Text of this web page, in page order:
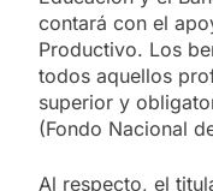
contará con el
Productivo. Los
todos aquellos
superior y
(Fondo Nacional
Al respecto, el